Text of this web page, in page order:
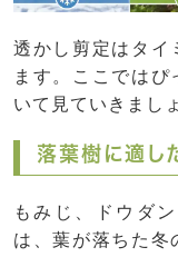
透かし剪定はタイ
ます。ここでは
いて見ていきまし
落葉樹に適し
もみじ、ドウダ
は、葉が落ちた冬